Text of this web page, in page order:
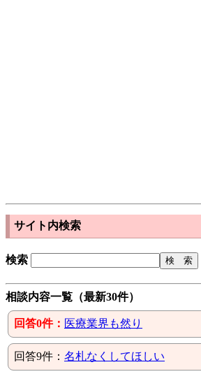
サイト内検索
検索
相談内容一覧（最新30件）
回答0件： 医療業界も然り
回答9件： 名札なくしてほしい